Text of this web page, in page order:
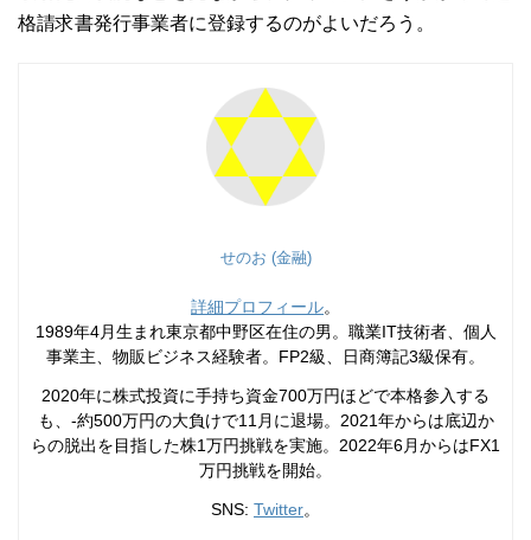
格請求書発行事業者に登録するのがよいだろう。
せのお (金融)
詳細プロフィール。
1989年4月生まれ東京都中野区在住の男。職業IT技術者、個人
事業主、物販ビジネス経験者。FP2級、日商簿記3級保有。
2020年に株式投資に手持ち資金700万円ほどで本格参入する
も、-約500万円の大負けで11月に退場。2021年からは底辺か
らの脱出を目指した株1万円挑戦を実施。2022年6月からはFX1
万円挑戦を開始。
SNS: Twitter。